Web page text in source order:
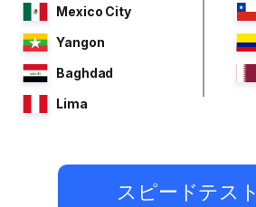
Mexico City
Yangon
Baghdad
Lima
スピードテスト